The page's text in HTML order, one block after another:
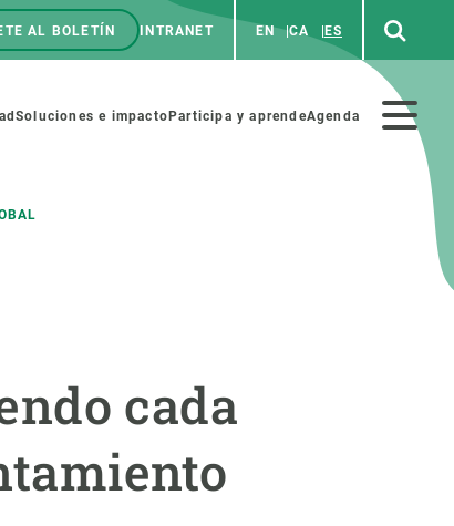
AL BOLETÍN INTRANET EN CA ES
Soluciones e impacto Participa y aprendeAgenda
cada
Humanos Haz ciencia con nosotros
COLABORA